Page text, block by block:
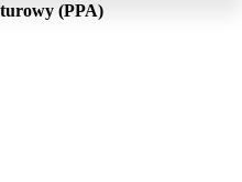
(PPA)